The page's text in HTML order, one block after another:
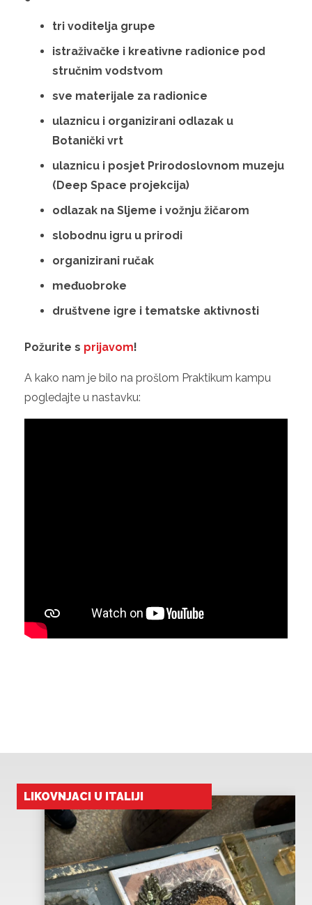
tri voditelja grupe
istraživačke i kreativne radionice pod
stručnim vodstvom
sve materijale za radionice
ulaznicu i organizirani odlazak u
Botanički vrt
ulaznicu i posjet Prirodoslovnom muzeju
(Deep Space projekcija)
odlazak na Sljeme i vožnju žičarom
slobodnu igru u prirodi
organizirani ručak
međuobroke
društvene igre i tematske aktivnosti
Požurite s prijavom!
A kako nam je bilo na prošlom Praktikum kampu
pogledajte u nastavku:
LIKOVNJACI POSJETILI 3
IZLOŽBE